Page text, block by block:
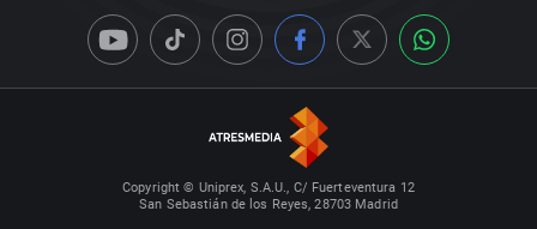
Copyright © Uniprex, S.A.U., C/ Fuerteventura 12
San Sebastián de los Reyes, 28703 Madrid